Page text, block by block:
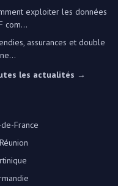
exploiter les données
com...
assurances et double
les actualités →
France